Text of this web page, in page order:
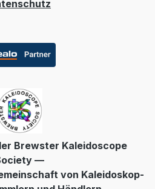
Brewster Kaleidoscope
—
von Kaleidoskop-